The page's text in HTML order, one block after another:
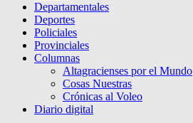
Departamentales
Deportes
Policiales
Provinciales
Columnas
Altagracienses por el Mundo
Cosas Nuestras
Crónicas al Voleo
Diario digital